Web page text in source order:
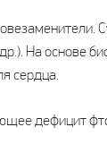
На основе
сердца.
дефицит